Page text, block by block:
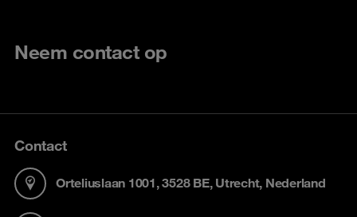
Neem contact op
Contact
Orteliuslaan 1001, 3528 BE, Utrecht, Nederland